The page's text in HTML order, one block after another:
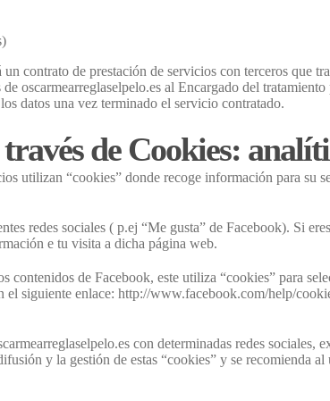
contrato de prestación de servicios con terceros que
oscarmearreglaselpelo.es al Encargado del
datos una vez terminado el servicio contratado.
de Cookies:
utilizan “cookies” donde recoge información para
redes sociales ( p.ej “Me gusta” de Facebook). Si
e tu visita a dicha página web.
contenidos de Facebook, este utiliza “cookies” para
siguiente enlace: http://www.facebook.com/help/
con determinadas redes
y la gestión de estas “cookies” y se recomienda